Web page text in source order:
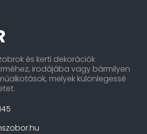
és kerti dekorációk
irodájába vagy bármilyen
melyek különlegessé